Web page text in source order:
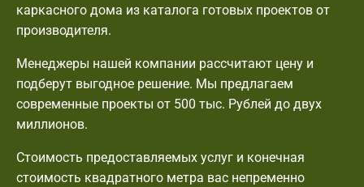
каркасного дома из каталога готовых проектов от
производителя.
Менеджеры нашей компании рассчитают цену и
подберут выгодное решение. Мы предлагаем
современные проекты от 500 тыс. Рублей до двух
миллионов.
Стоимость предоставляемых услуг и конечная
стоимость квадратного метра вас непременно